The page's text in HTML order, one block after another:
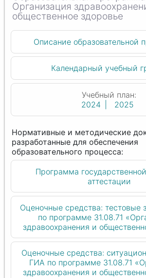
Организация
общественное здоровье
Описание образовательной
Календарный учебный
Учебный план:
2024
2025
Программа
аттестации
Оценочные средства: тестовые
по программе 31.08.71
здравоохранения и
Оценочные средства:
ГИА по программе 31.08.71
здравоохранения и